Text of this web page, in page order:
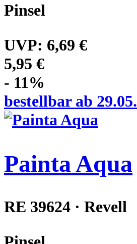
Pinsel
UVP: 6,69 €
5,95 €
- 11%
bestellbar ab 29.05.
Painta Aqua
RE 39624 · Revell